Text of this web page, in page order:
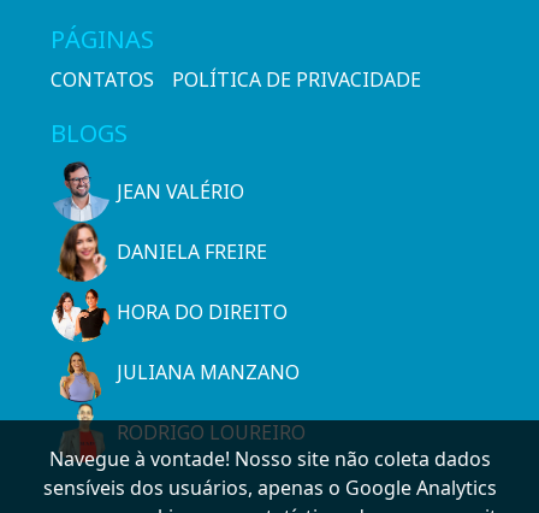
PÁGINAS
CONTATOS POLÍTICA DE PRIVACIDADE
BLOGS
JEAN VALÉRIO
DANIELA FREIRE
HORA DO DIREITO
JULIANA MANZANO
RODRIGO LOUREIRO
Navegue à vontade! Nosso site não coleta dados
sensíveis dos usuários, apenas o Google Analytics